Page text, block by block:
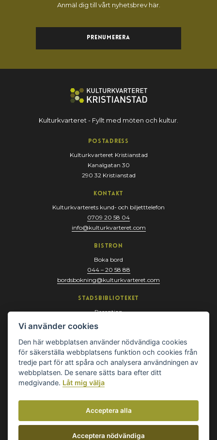
Anmäl dig till vårt nyhetsbrev här.
Prenumerera
Kulturkvarteret - Fyllt med möten och kultur.
Postadress
Kulturkvarteret Kristianstad
Kanalgatan 30
290 32 Kristianstad
Kontakt
Kulturkvarterets kund- och biljetttelefon
0709 20 58 04
info@kulturkvarteret.com
Bistron
Boka bord
044 – 20 58 88
bordsbokning@kulturkvarteret.com
Stadsbiblioteket
Reception
044 – 13 67 10
Hantera cookies
Vi använder cookies
Den här webbplatsen använder nödvändiga cookies
för säkerställa webbplatsens funktion och cookies från
tredje part för att spåra och analysera användningen av
webbplatsen. De senare sätts bara efter ditt
medgivande. Låt mig välja
Acceptera alla
Acceptera nödvändiga